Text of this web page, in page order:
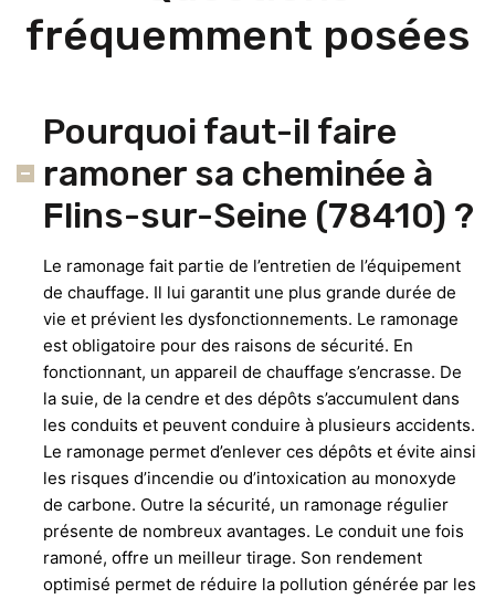
fréquemment posées
Pourquoi faut-il faire
ramoner sa cheminée à
Flins-sur-Seine (78410) ?
Le ramonage fait partie de l’entretien de l’équipement
de chauffage. Il lui garantit une plus grande durée de
vie et prévient les dysfonctionnements. Le ramonage
est obligatoire pour des raisons de sécurité. En
fonctionnant, un appareil de chauffage s’encrasse. De
la suie, de la cendre et des dépôts s’accumulent dans
les conduits et peuvent conduire à plusieurs accidents.
Le ramonage permet d’enlever ces dépôts et évite ainsi
les risques d’incendie ou d’intoxication au monoxyde
de carbone. Outre la sécurité, un ramonage régulier
présente de nombreux avantages. Le conduit une fois
ramoné, offre un meilleur tirage. Son rendement
optimisé permet de réduire la pollution générée par les